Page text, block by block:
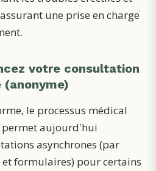
une prise en charge
votre consultation
(anonyme)
le processus médical
aujourd'hui
asynchrones (par
et formulaires) pour certains